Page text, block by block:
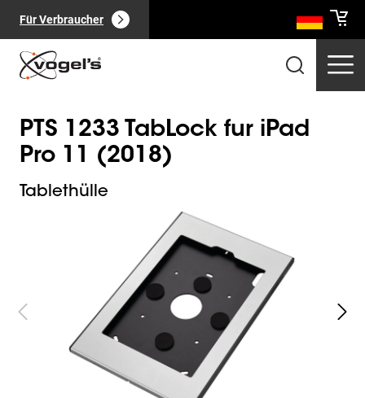
Für Verbraucher
Professionelle Produkte
Seiten 0):
PTS 1233 TabLock fur iPad
Pro 11 (2018)
Tablethülle